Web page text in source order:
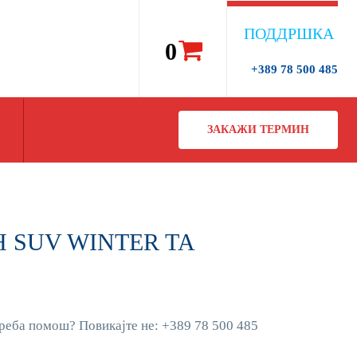
0
ПОДДРШКА
+389 78 500 485
ЗАКАЖИ ТЕРМИН
SUV WINTER TA
помош? Повикајте не: +389 78 500 485